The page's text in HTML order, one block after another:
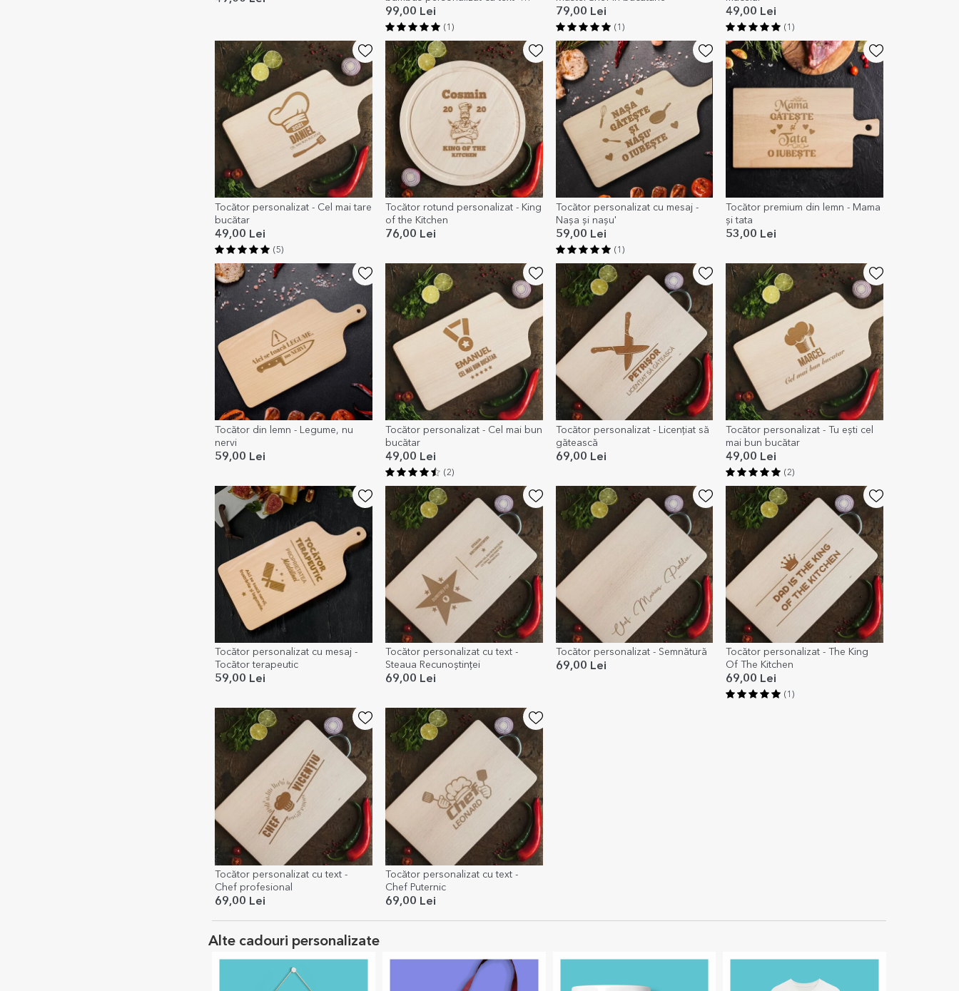
Vintage Chef
99,00 Lei
(1)
79,00 Lei
(1)
49,00 Lei
(1)
Tocător personalizat - Cel mai tare
bucătar
49,00 Lei
(5)
Tocător rotund personalizat - King
of the Kitchen
76,00 Lei
Tocător personalizat cu mesaj -
Nașa și nașu'
59,00 Lei
(1)
Tocător premium din lemn - Mama
și tata
53,00 Lei
Tocător din lemn - Legume, nu
nervi
59,00 Lei
Tocător personalizat - Cel mai bun
bucătar
49,00 Lei
(2)
Tocător personalizat - Licențiat să
gătească
69,00 Lei
Tocător personalizat - Tu ești cel
mai bun bucătar
49,00 Lei
(2)
Tocător personalizat cu mesaj -
Tocător terapeutic
59,00 Lei
Tocător personalizat cu text -
Steaua Recunoștinței
69,00 Lei
Tocător personalizat - Semnătură
69,00 Lei
Tocător personalizat - The King
Of The Kitchen
69,00 Lei
(1)
Tocător personalizat cu text -
Chef profesional
69,00 Lei
Tocător personalizat cu text -
Chef Puternic
69,00 Lei
Alte cadouri personalizate